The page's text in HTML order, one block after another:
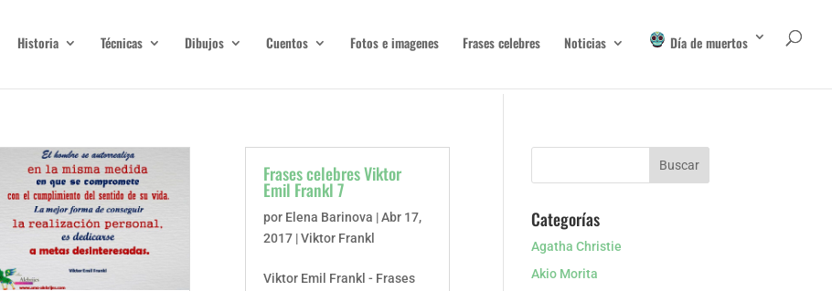
Historia Técnicas Dibujos Cuentos Fotos e imagenes Frases celebres Noticias Día de muertos
Frases celebres Viktor
Emil Frankl 7
por Elena Barinova |Abr 17,
2017 |Viktor Frankl
Viktor Emil Frankl - Frases
Categorías
Agatha Christie
Akio Morita